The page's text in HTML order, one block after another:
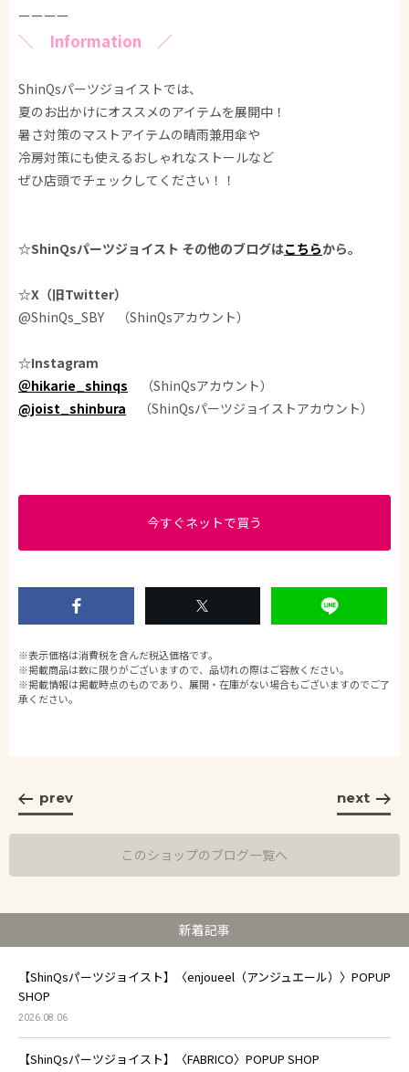
ーーーー
＼ Information ／
ShinQsパーツジョイストでは、
夏のお出かけにオススメのアイテムを展開中！
暑さ対策のマストアイテムの晴雨兼用傘や
冷房対策にも使えるおしゃれなストールなど
ぜひ店頭でチェックしてください！！
☆ShinQsパーツジョイスト その他のブログはこちらから。
☆X（旧Twitter）
@ShinQs_SBY （ShinQsアカウント）
☆Instagram
＠hikarie_shinqs
（ShinQsアカウント）
@joist_shinbura （ShinQsパーツジョイストアカウント）
今すぐネットで買う
※表示価格は消費税を含んだ税込価格です。
※掲載商品は数に限りがございますので、品切れの際はご容赦ください。
※掲載情報は掲載時点のものであり、展開・在庫がない場合もございますのでご了
承ください。
prev next
このショップのブログ一覧へ
新着記事
【ShinQsパーツジョイスト】〈enjoueel（アンジュエール）〉POPUP
SHOP
2026.08.06
【ShinQsパーツジョイスト】〈FABRICO〉POPUP SHOP